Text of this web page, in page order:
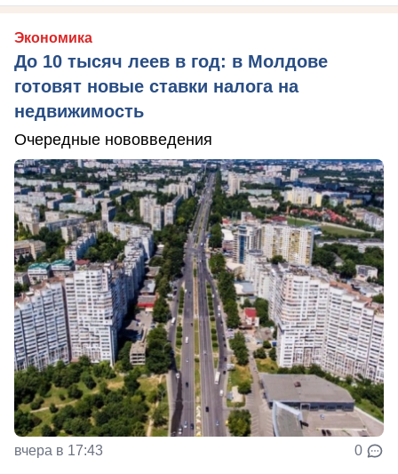
Экономика
До 10 тысяч леев в год: в Молдове
готовят новые ставки налога на
недвижимость
Очередные нововведения
вчера в 17:43 0